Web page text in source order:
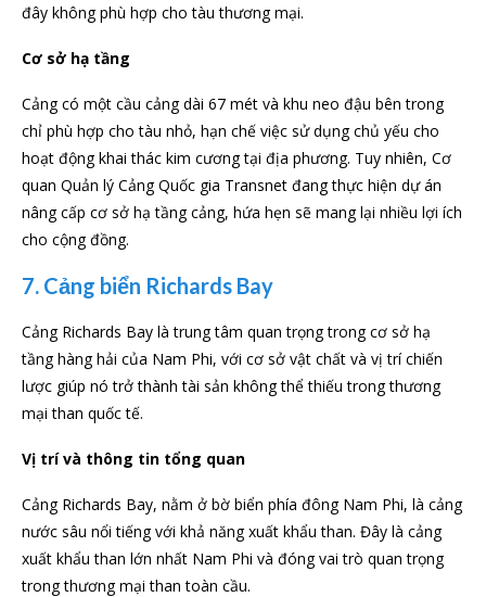
đây không phù hợp cho tàu thương mại.
Cơ sở hạ tầng
Cảng có một cầu cảng dài 67 mét và khu neo đậu bên trong
chỉ phù hợp cho tàu nhỏ, hạn chế việc sử dụng chủ yếu cho
hoạt động khai thác kim cương tại địa phương. Tuy nhiên, Cơ
quan Quản lý Cảng Quốc gia Transnet đang thực hiện dự án
nâng cấp cơ sở hạ tầng cảng, hứa hẹn sẽ mang lại nhiều lợi ích
cho cộng đồng.
7. Cảng biển Richards Bay
Cảng Richards Bay là trung tâm quan trọng trong cơ sở hạ
tầng hàng hải của Nam Phi, với cơ sở vật chất và vị trí chiến
lược giúp nó trở thành tài sản không thể thiếu trong thương
mại than quốc tế.
Vị trí và thông tin tổng quan
Cảng Richards Bay, nằm ở bờ biển phía đông Nam Phi, là cảng
nước sâu nổi tiếng với khả năng xuất khẩu than. Đây là cảng
xuất khẩu than lớn nhất Nam Phi và đóng vai trò quan trọng
trong thương mại than toàn cầu.